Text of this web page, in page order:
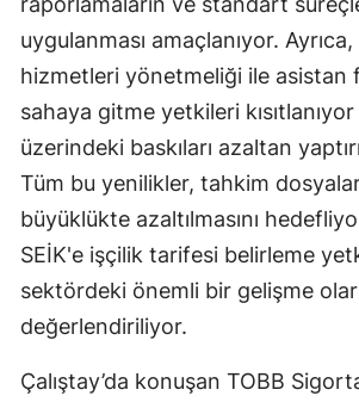
uygulanması amaçlanıyor.
hizmetleri yönetmeliği ile asistan
sahaya gitme yetkileri
üzerindeki baskıları azaltan
Tüm bu yenilikler, tahkim
büyüklükte azaltılmasını
SEİK'e işçilik tarifesi belirleme
sektördeki önemli bir gelişme
değerlendiriliyor.
Çalıştay’da konuşan TOBB